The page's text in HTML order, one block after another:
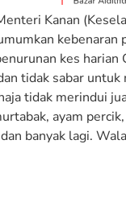
Kanan
kebenaran
kes harian
tidak sabar untuk
tidak merindui
ayam
banyak lagi.